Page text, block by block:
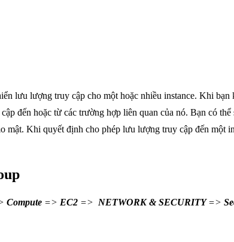
lưu lượng truy cập cho một hoặc nhiều instance. Khi
đến hoặc từ các trường hợp liên quan của nó. Bạn có
Khi quyết định cho phép lưu lượng truy cập đến một
Compute => EC2 => NETWORK & SECURITY=>